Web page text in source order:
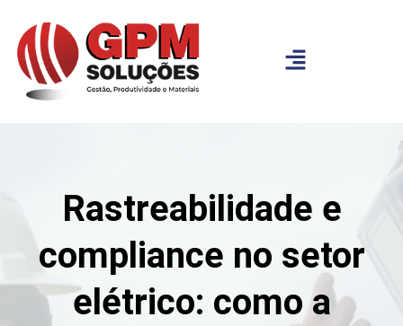
Rastreabilidade e
compliance no setor
elétrico: como a